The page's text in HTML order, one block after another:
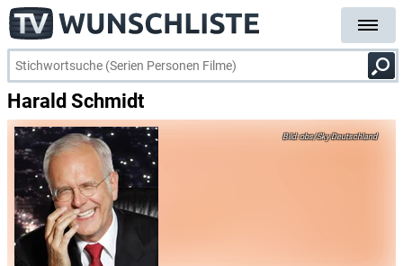
Harald Schmidt
obs/Sky Deutschland